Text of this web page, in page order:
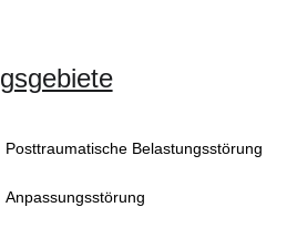
Posttraumatische Belastungsstörung
Anpassungsstörung